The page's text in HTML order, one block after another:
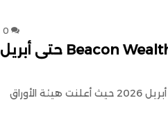
0
هيئة ASIC تُعلّق ترخيص الخدمات المالية لشركة Beacon Wealth حتى أبريل
هيئة ASIC تُعلّق ترخيص الخدمات المالية لشركة Beacon Wealth حتى أبريل 2026 حيث أعلنت هيئة الأوراق